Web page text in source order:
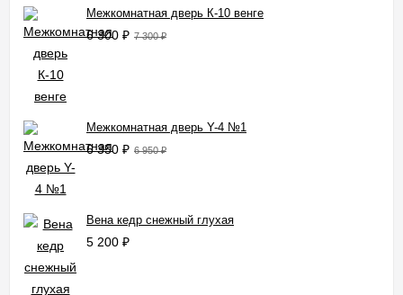
Межкомнатная дверь К-10 венге
6 300 ₽ 7 300₽
Межкомнатная дверь Y-4 №1
6 350 ₽ 6 950₽
Вена кедр снежный глухая
5 200 ₽